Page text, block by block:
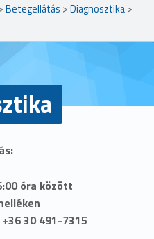
Betegellátás >Diagnosztika>
óra között
30 491-7315